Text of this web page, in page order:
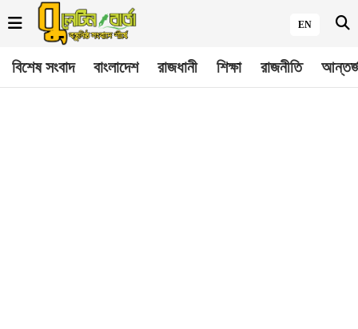
EN
বিশেষ সংবাদ বাংলাদেশ রাজধানী শিক্ষা রাজনীতি